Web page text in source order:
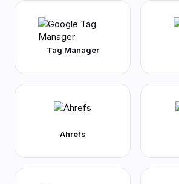
Tag Manager
Ahrefs